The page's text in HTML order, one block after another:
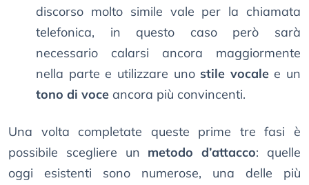
discorso molto simile vale per la chiamata
telefonica, in questo caso però sarà
necessario calarsi ancora maggiormente
nella parte e utilizzare uno stile vocalee un
tono di voce ancora più convincenti.
Una volta completate queste prime tre fasi è
possibile scegliere un metodo d’attacco: quelle
oggi esistenti sono numerose, una delle più